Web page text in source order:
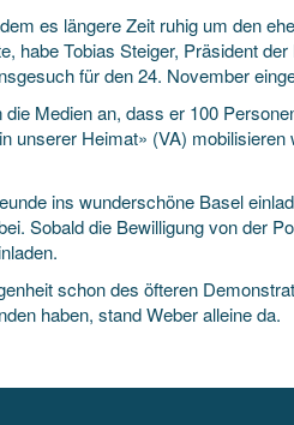
es längere Zeit ruhig um den
habe Tobias Steiger, Präsident
für den 24. November
Medien an, dass er 100
unserer Heimat» (VA)
ins wunderschöne Basel
Sobald die Bewilligung von der
schon des öfteren
haben, stand Weber alleine da.